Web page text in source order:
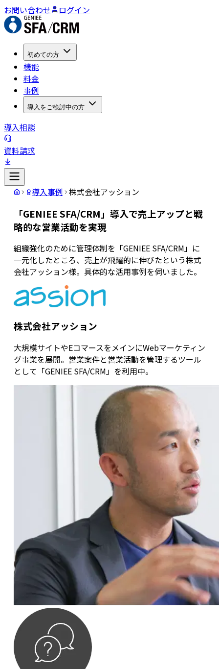
お問い合わせ ログイン
初めての方
機能
料金
事例
導入をご検討中の方
導入相談
資料請求
導入事例 株式会社アッション
「GENIEE SFA/CRM」導入で売上アップと戦
略的な営業活動を実現
組織強化のために管理体制を「GENIEE SFA/CRM」に
一元化したところ、売上が飛躍的に伸びたという株式
会社アッション様。具体的な活用事例を伺いました。
株式会社アッション
大規模サイトやEコマースをメインにWebマーケティン
グ事業を展開。営業案件と営業活動を管理するツール
として「GENIEE SFA/CRM」を利用中。